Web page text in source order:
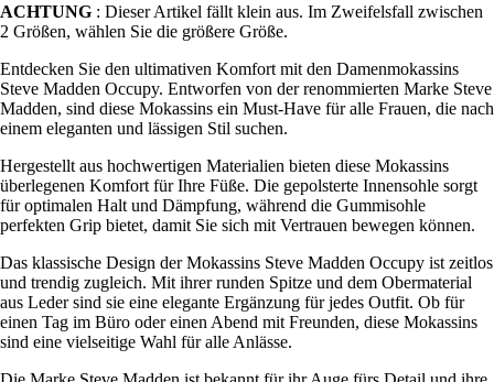
ACHTUNG : Dieser Artikel fällt klein aus. Im Zweifelsfall zwischen
2 Größen, wählen Sie die größere Größe.
Entdecken Sie den ultimativen Komfort mit den Damenmokassins
Steve Madden Occupy. Entworfen von der renommierten Marke Steve
Madden, sind diese Mokassins ein Must-Have für alle Frauen, die nach
einem eleganten und lässigen Stil suchen.
Hergestellt aus hochwertigen Materialien bieten diese Mokassins
überlegenen Komfort für Ihre Füße. Die gepolsterte Innensohle sorgt
für optimalen Halt und Dämpfung, während die Gummisohle
perfekten Grip bietet, damit Sie sich mit Vertrauen bewegen können.
Das klassische Design der Mokassins Steve Madden Occupy ist zeitlos
und trendig zugleich. Mit ihrer runden Spitze und dem Obermaterial
aus Leder sind sie eine elegante Ergänzung für jedes Outfit. Ob für
einen Tag im Büro oder einen Abend mit Freunden, diese Mokassins
sind eine vielseitige Wahl für alle Anlässe.